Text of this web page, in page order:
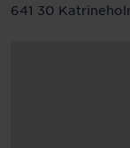
641 30